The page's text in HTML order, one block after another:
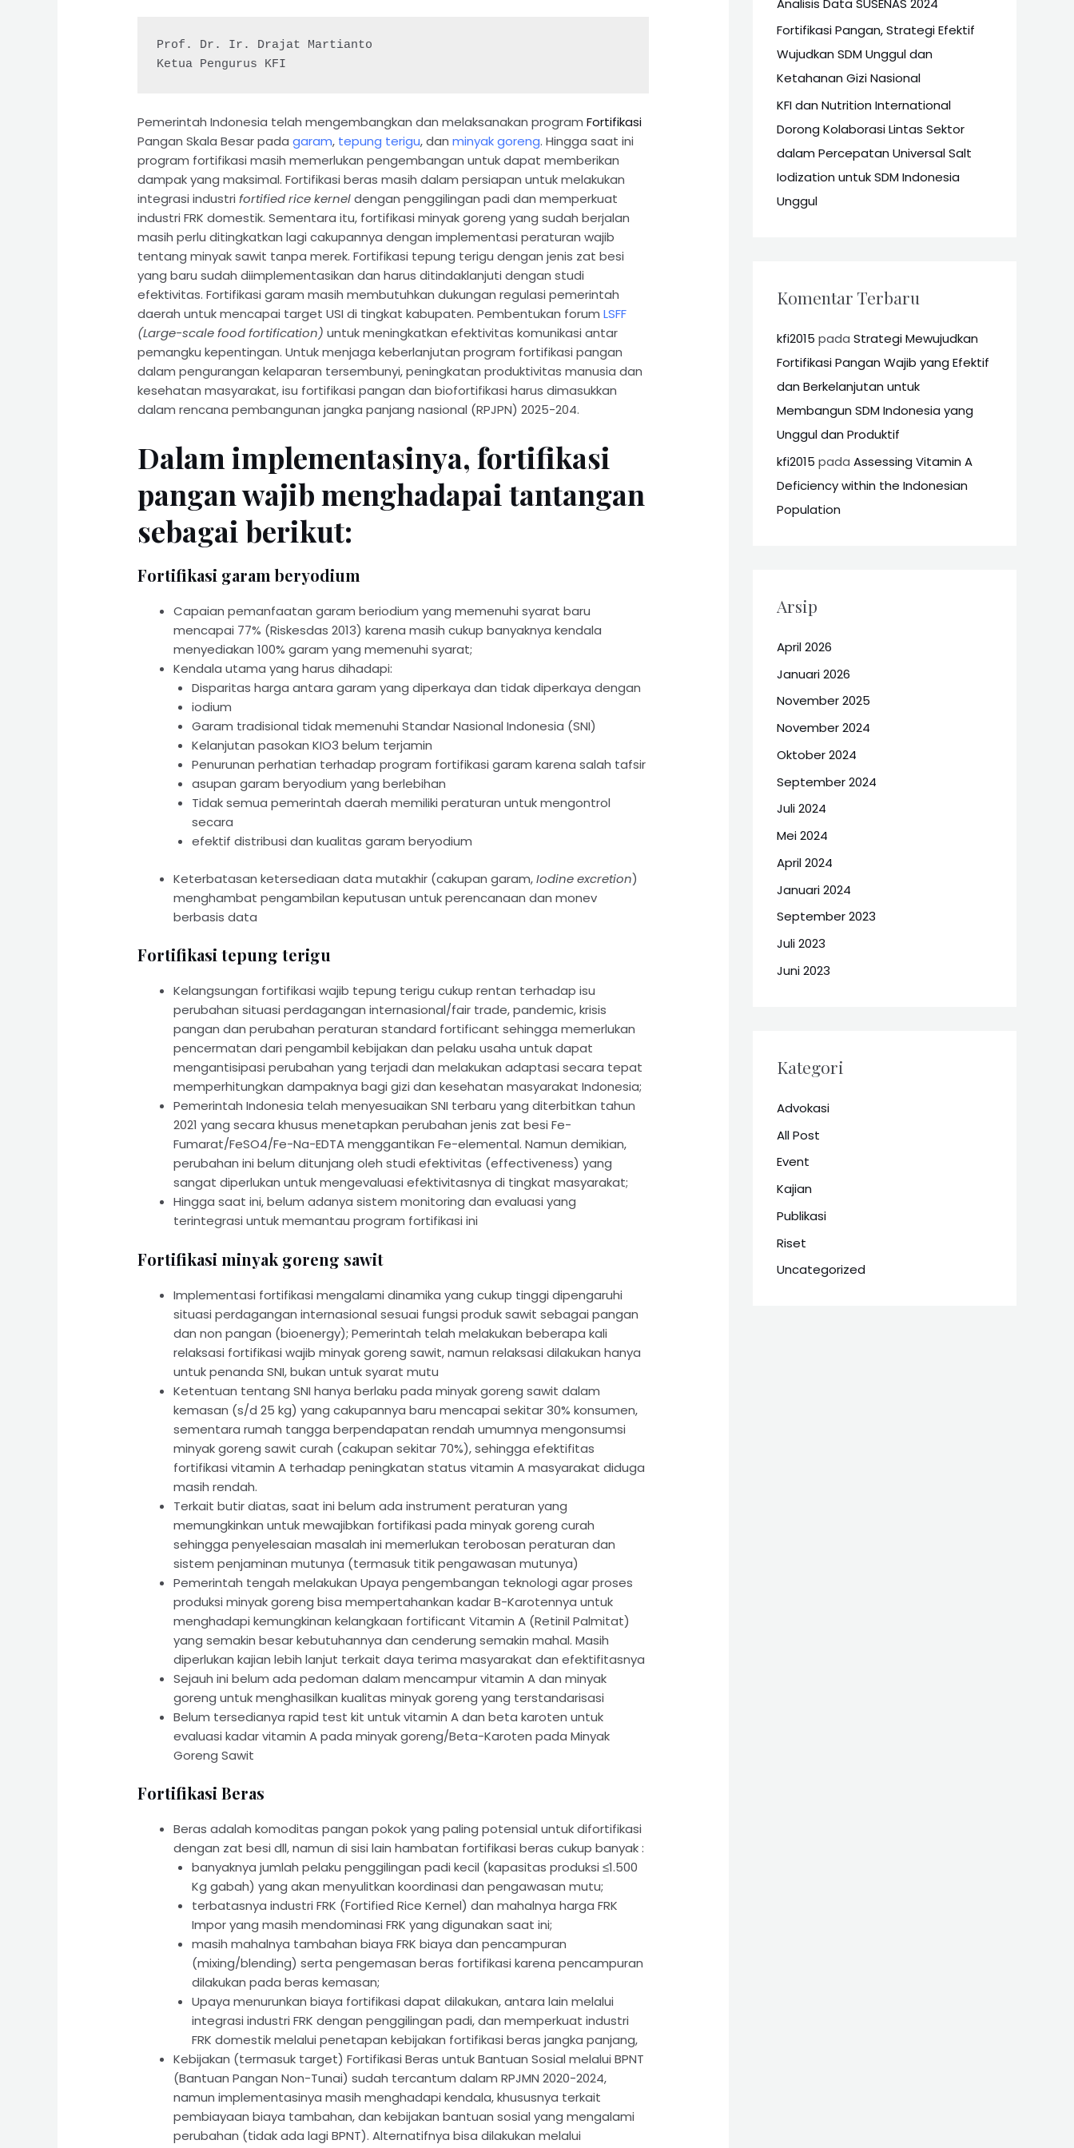
Prof. Dr. Ir. Drajat Martianto
Pemerintah Indonesia telah mengembangkan dan melaksanakan programFortifikasi
Pangan Skala Besar padagaram, tepung terigu, danminyak goreng. Hingga saat ini
program fortifikasi masih memerlukan pengembangan untuk dapat memberikan
dampak yang maksimal. Fortifikasi beras masih dalam persiapan untuk melakukan
integrasi industrifortified rice kerneldengan penggilingan padi dan memperkuat
industri FRK domestik. Sementara itu, fortifikasi minyak goreng yang sudah berjalan
masih perlu ditingkatkan lagi cakupannya dengan implementasi peraturan wajib
tentang minyak sawit tanpa merek. Fortifikasi tepung terigu dengan jenis zat besi
yang baru sudah diimplementasikan dan harus ditindaklanjuti dengan studi
efektivitas. Fortifikasi garam masih membutuhkan dukungan regulasi pemerintah
daerah untuk mencapai target USI di tingkat kabupaten. Pembentukan forumLSFF
(Large-scale food fortification)untuk meningkatkan efektivitas komunikasi antar
pemangku kepentingan. Untuk menjaga keberlanjutan program fortifikasi pangan
dalam pengurangan kelaparan tersembunyi, peningkatan produktivitas manusia dan
kesehatan masyarakat, isu fortifikasi pangan dan biofortifikasi harus dimasukkan
dalam rencana pembangunan jangka panjang nasional (RPJPN) 2025-204.
Dalam implementasinya, fortifikasi
pangan wajib menghadapai tantangan
sebagai berikut:
Fortifikasi garam beryodium
Capaian pemanfaatan garam beriodium yang memenuhi syarat baru
mencapai 77% (Riskesdas 2013) karena masih cukup banyaknya kendala
menyediakan 100% garam yang memenuhi syarat;
Kendala utama yang harus dihadapi:
Disparitas harga antara garam yang diperkaya dan tidak diperkaya dengan
iodium
Garam tradisional tidak memenuhi Standar Nasional Indonesia (SNI)
Kelanjutan pasokan KIO3 belum terjamin
Penurunan perhatian terhadap program fortifikasi garam karena salah tafsir
asupan garam beryodium yang berlebihan
Tidak semua pemerintah daerah memiliki peraturan untuk mengontrol
secara
efektif distribusi dan kualitas garam beryodium
Keterbatasan ketersediaan data mutakhir (cakupan garam,Iodine excretion)
menghambat pengambilan keputusan untuk perencanaan dan monev
berbasis data
Fortifikasi tepung terigu
Kelangsungan fortifikasi wajib tepung terigu cukup rentan terhadap isu
perubahan situasi perdagangan internasional/fair trade, pandemic, krisis
pangan dan perubahan peraturan standard fortificant sehingga memerlukan
pencermatan dari pengambil kebijakan dan pelaku usaha untuk dapat
mengantisipasi perubahan yang terjadi dan melakukan adaptasi secara tepat
memperhitungkan dampaknya bagi gizi dan kesehatan masyarakat Indonesia;
Pemerintah Indonesia telah menyesuaikan SNI terbaru yang diterbitkan tahun
2021 yang secara khusus menetapkan perubahan jenis zat besi Fe-
Fumarat/FeSO4/Fe-Na-EDTA menggantikan Fe-elemental. Namun demikian,
perubahan ini belum ditunjang oleh studi efektivitas (effectiveness) yang
sangat diperlukan untuk mengevaluasi efektivitasnya di tingkat masyarakat;
Hingga saat ini, belum adanya sistem monitoring dan evaluasi yang
terintegrasi untuk memantau program fortifikasi ini
Fortifikasi minyak goreng sawit
Implementasi fortifikasi mengalami dinamika yang cukup tinggi dipengaruhi
situasi perdagangan internasional sesuai fungsi produk sawit sebagai pangan
dan non pangan (bioenergy); Pemerintah telah melakukan beberapa kali
relaksasi fortifikasi wajib minyak goreng sawit, namun relaksasi dilakukan hanya
untuk penanda SNI, bukan untuk syarat mutu
Ketentuan tentang SNI hanya berlaku pada minyak goreng sawit dalam
kemasan (s/d 25 kg) yang cakupannya baru mencapai sekitar 30% konsumen,
sementara rumah tangga berpendapatan rendah umumnya mengonsumsi
minyak goreng sawit curah (cakupan sekitar 70%), sehingga efektifitas
fortifikasi vitamin A terhadap peningkatan status vitamin A masyarakat diduga
masih rendah.
Terkait butir diatas, saat ini belum ada instrument peraturan yang
memungkinkan untuk mewajibkan fortifikasi pada minyak goreng curah
sehingga penyelesaian masalah ini memerlukan terobosan peraturan dan
sistem penjaminan mutunya (termasuk titik pengawasan mutunya)
Pemerintah tengah melakukan Upaya pengembangan teknologi agar proses
produksi minyak goreng bisa mempertahankan kadar B-Karotennya untuk
menghadapi kemungkinan kelangkaan fortificant Vitamin A (Retinil Palmitat)
yang semakin besar kebutuhannya dan cenderung semakin mahal. Masih
diperlukan kajian lebih lanjut terkait daya terima masyarakat dan efektifitasnya
Sejauh ini belum ada pedoman dalam mencampur vitamin A dan minyak
goreng untuk menghasilkan kualitas minyak goreng yang terstandarisasi
Belum tersedianya rapid test kit untuk vitamin A dan beta karoten untuk
evaluasi kadar vitamin A pada minyak goreng/Beta-Karoten pada Minyak
Goreng Sawit
Fortifikasi Beras
Beras adalah komoditas pangan pokok yang paling potensial untuk difortifikasi
dengan zat besi dll, namun di sisi lain hambatan fortifikasi beras cukup banyak :
banyaknya jumlah pelaku penggilingan padi kecil (kapasitas produksi ≤1.500
Kg gabah) yang akan menyulitkan koordinasi dan pengawasan mutu;
terbatasnya industri FRK (Fortified Rice Kernel) dan mahalnya harga FRK
Impor yang masih mendominasi FRK yang digunakan saat ini;
masih mahalnya tambahan biaya FRK biaya dan pencampuran
(mixing/blending) serta pengemasan beras fortifikasi karena pencampuran
dilakukan pada beras kemasan;
Upaya menurunkan biaya fortifikasi dapat dilakukan, antara lain melalui
integrasi industri FRK dengan penggilingan padi, dan memperkuat industri
FRK domestik melalui penetapan kebijakan fortifikasi beras jangka panjang,
Kebijakan (termasuk target) Fortifikasi Beras untuk Bantuan Sosial melalui BPNT
(Bantuan Pangan Non-Tunai) sudah tercantum dalam RPJMN 2020-2024,
namun implementasinya masih menghadapi kendala, khususnya terkait
pembiayaan biaya tambahan, dan kebijakan bantuan sosial yang mengalami
perubahan (tidak ada lagi BPNT). Alternatifnya bisa dilakukan melalui
Fortifikasi Pangan, Strategi Efektif
Wujudkan SDM Unggul dan
Ketahanan Gizi Nasional
KFI dan Nutrition International
Dorong Kolaborasi Lintas Sektor
dalam Percepatan Universal Salt
Iodization untuk SDM Indonesia
Unggul
Komentar Terbaru
kfi2015 pada Strategi Mewujudkan
Fortifikasi Pangan Wajib yang Efektif
dan Berkelanjutan untuk
Membangun SDM Indonesia yang
Unggul dan Produktif
kfi2015 pada Assessing Vitamin A
Deficiency within the Indonesian
Population
Arsip
April 2026
Januari 2026
November 2025
November 2024
Oktober 2024
September 2024
Juli 2024
Mei 2024
April 2024
Januari 2024
September 2023
Juli 2023
Juni 2023
Kategori
Advokasi
All Post
Event
Kajian
Publikasi
Riset
Uncategorized